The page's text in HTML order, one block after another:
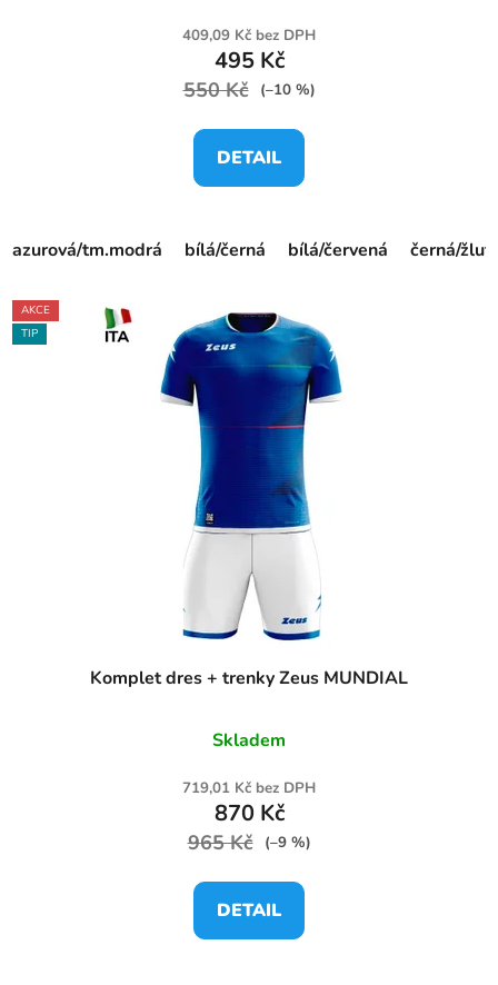
409,09 Kč bez DPH
495 Kč
550 Kč (–10 %)
DETAIL
azurová/tm.modrá bílá/černá bílá/červená černá/
AKCE
TIP
Komplet dres + trenky Zeus MUNDIAL
Skladem
719,01 Kč bez DPH
870 Kč
965 Kč (–9 %)
DETAIL